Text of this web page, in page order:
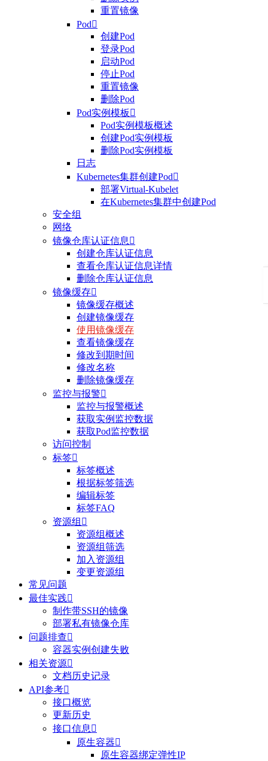
重置镜像
Pod
创建Pod
登录Pod
启动Pod
停止Pod
重置镜像
删除Pod
Pod实例模板 
Pod实例模板概述
创建Pod实例模板
删除Pod实例模板
日志
Kubernetes集群创建Pod
部署Virtual-Kubelet
在Kubernetes集群中创建Pod
安全组
网络
镜像仓库认证信息 
创建仓库认证信息
查看仓库认证信息详情
删除仓库认证信息
镜像缓存
镜像缓存概述
创建镜像缓存
使用镜像缓存
查看镜像缓存
修改到期时间
修改名称
删除镜像缓存
监控与报警
监控与报警概述
获取实例监控数据
获取Pod监控数据
访问控制
标签
标签概述
根据标签筛选
编辑标签
标签FAQ
资源组 
资源组概述
资源组筛选
加入资源组
变更资源组
常见问题
最佳实践
制作带SSH的镜像
部署私有镜像仓库
问题排查
容器实例创建失败
相关资源
文档历史记录
API参考
接口概览
更新历史
接口信息 
原生容器
原生容器绑定弹性IP